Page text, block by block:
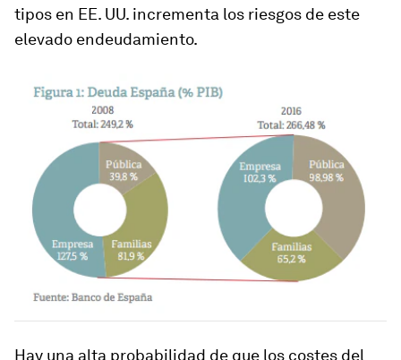
tipos en EE. UU. incrementa los riesgos de este
elevado endeudamiento.
Hay una alta probabilidad de que los costes del